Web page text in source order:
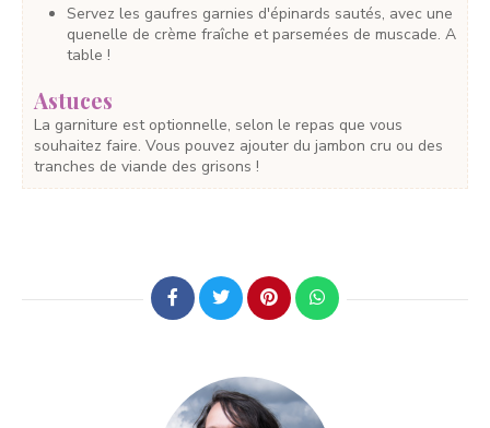
Servez les gaufres garnies d'épinards sautés, avec une
quenelle de crème fraîche et parsemées de muscade. A
table !
Astuces
La garniture est optionnelle, selon le repas que vous
souhaitez faire. Vous pouvez ajouter du jambon cru ou des
tranches de viande des grisons !